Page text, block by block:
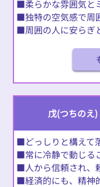
■柔らかな雰囲気と
■独特の空気感で周
■周囲の人に安らぎ
戊(つちのえ)
■どっしりと構えて
■常に冷静で動じる
■人から信頼され、
■経済的にも、精神